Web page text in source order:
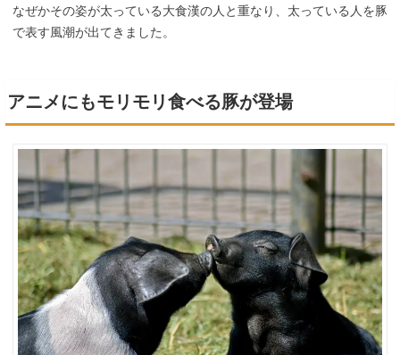
なぜかその姿が太っている大食漢の人と重なり、太っている人を豚
で表す風潮が出てきました。
アニメにもモリモリ食べる豚が登場